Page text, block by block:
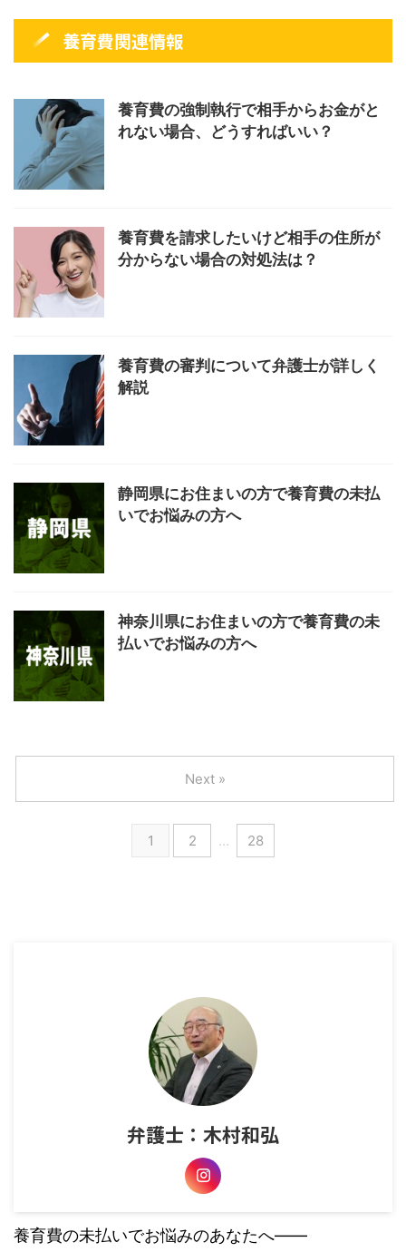
養育費関連情報
養育費の強制執行で相手からお金がと
れない場合、どうすればいい？
養育費を請求したいけど相手の住所が
分からない場合の対処法は？
養育費の審判について弁護士が詳しく
解説
静岡県にお住まいの方で養育費の未払
いでお悩みの方へ
神奈川県にお住まいの方で養育費の未
払いでお悩みの方へ
1 2 … 28
Next »
弁護士：木村和弘
養育費の未払いでお悩みのあなたへ――